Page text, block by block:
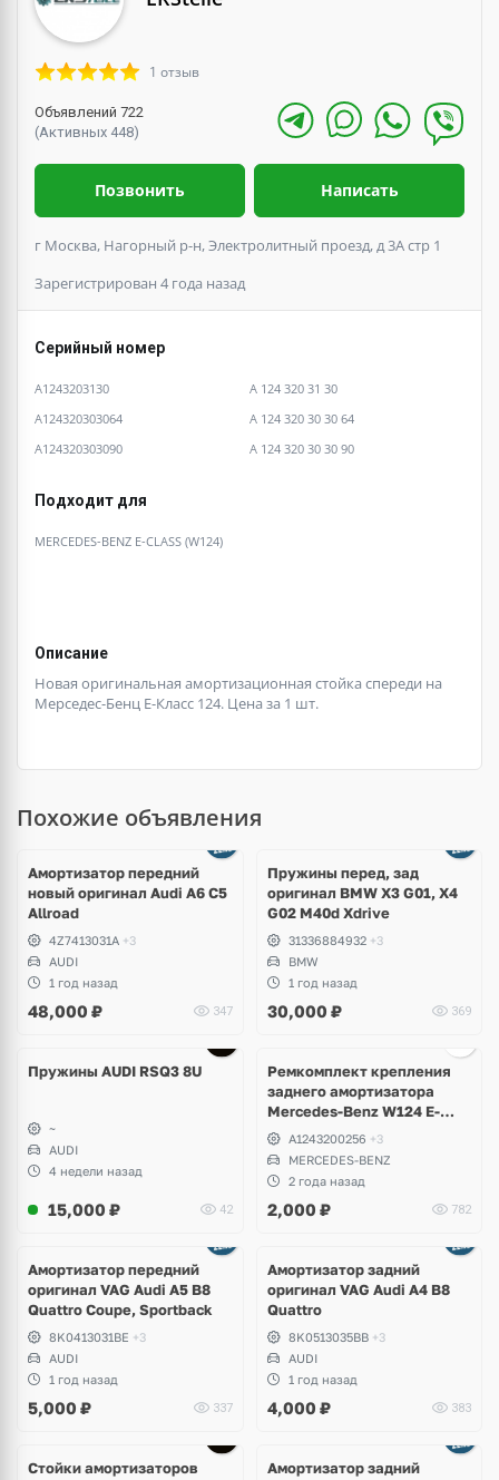
1 отзыв
Объявлений 722
(Активных 448)
Позвонить Написать
г Москва, Нагорный р-н, Электролитный проезд, д 3А стр 1
Зарегистрирован 4 года назад
Серийный номер
A1243203130
A 124 320 31 30
A124320303064
A 124 320 30 30 64
A124320303090
A 124 320 30 30 90
Подходит для
MERCEDES-BENZ E-CLASS (W124)
Описание
Новая оригинальная амортизационная стойка спереди на
Мерседес-Бенц Е-Класс 124. Цена за 1 шт.
Похожие объявления
Амортизатор передний
новый оригинал Audi A6 C5
Allroad
4Z7413031A +3
AUDI
1 год назад
48,000 ₽ 347
Пружины перед, зад
оригинал BMW X3 G01, X4
G02 M40d Xdrive
31336884932 +3
BMW
1 год назад
30,000 ₽ 369
Пружины AUDI RSQ3 8U
~
AUDI
4 недели назад
15,000 ₽ 42
Ремкомплект крепления
заднего амортизатора
Mercedes-Benz W124 E-
Klass, W201 190, W129 SL
A1243200256 +3
MERCEDES-BENZ
2 года назад
2,000 ₽ 782
Амортизатор передний
оригинал VAG Audi A5 B8
Quattro Coupe, Sportback
8K0413031BE +3
AUDI
1 год назад
5,000 ₽ 337
Амортизатор задний
оригинал VAG Audi A4 B8
Quattro
8K0513035BB +3
AUDI
1 год назад
4,000 ₽ 383
Стойки амортизаторов
Амортизатор задний